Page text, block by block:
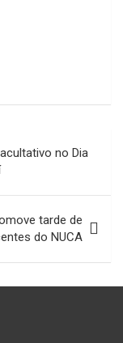
no Dia
tarde de
do NUCA